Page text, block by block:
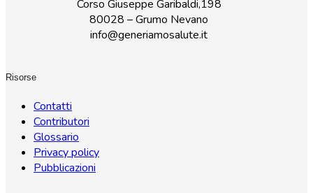
Corso Giuseppe Garibaldi,198
80028 – Grumo Nevano
info@generiamosalute.it
Risorse
Contatti
Contributori
Glossario
Privacy policy
Pubblicazioni